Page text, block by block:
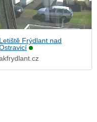
Letiště Frýdlant nad